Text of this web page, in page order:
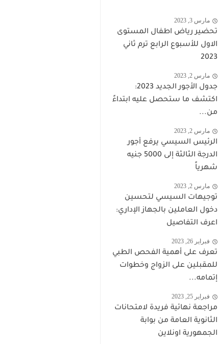
مارس 3, 2023
تحضير رياض اطفال المستوى
الاول للأسبوع الرابع ترم ثاني
2023
مارس 2, 2023
جدول الأجور الجديد 2023:
اكتشف ما ستحصل عليه ابتداءً
من...
مارس 2, 2023
الرئيس السيسي يرفع أجور
الدرجة الثالثة إلى 5000 جنيه
شهرياً
مارس 2, 2023
توجيهات السيسي لتحسين
دخول العاملين بالجهاز الإداري:
اعرف التفاصيل
فبراير 26, 2023
تعرف على أهمية الفحص الطبي
للمقبلين على الزواج وخطوات
إتمامه...
فبراير 25, 2023
مراجعة نهائية فريدة لامتحانات
الثانوية العامة من بوابة
الجمهورية اونلاين